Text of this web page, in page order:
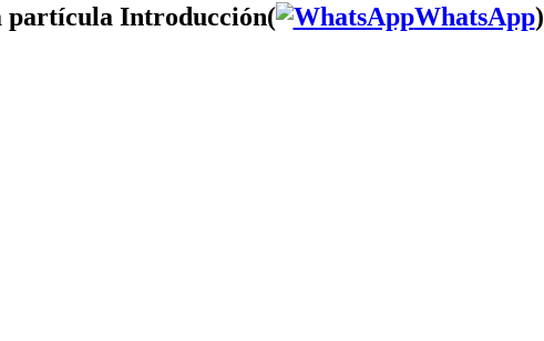
partícula Introducción(
WhatsApp)